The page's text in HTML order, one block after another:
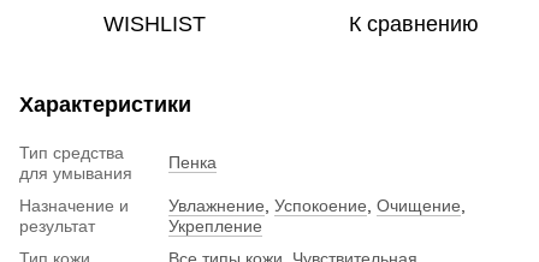
WISHLIST К сравнению
Характеристики
Тип средства
для умывания
Пенка
Назначение и
результат
Увлажнение Успокоение Очищение
Укрепление
Тип кожи
Все типы кожи
Чувствительная